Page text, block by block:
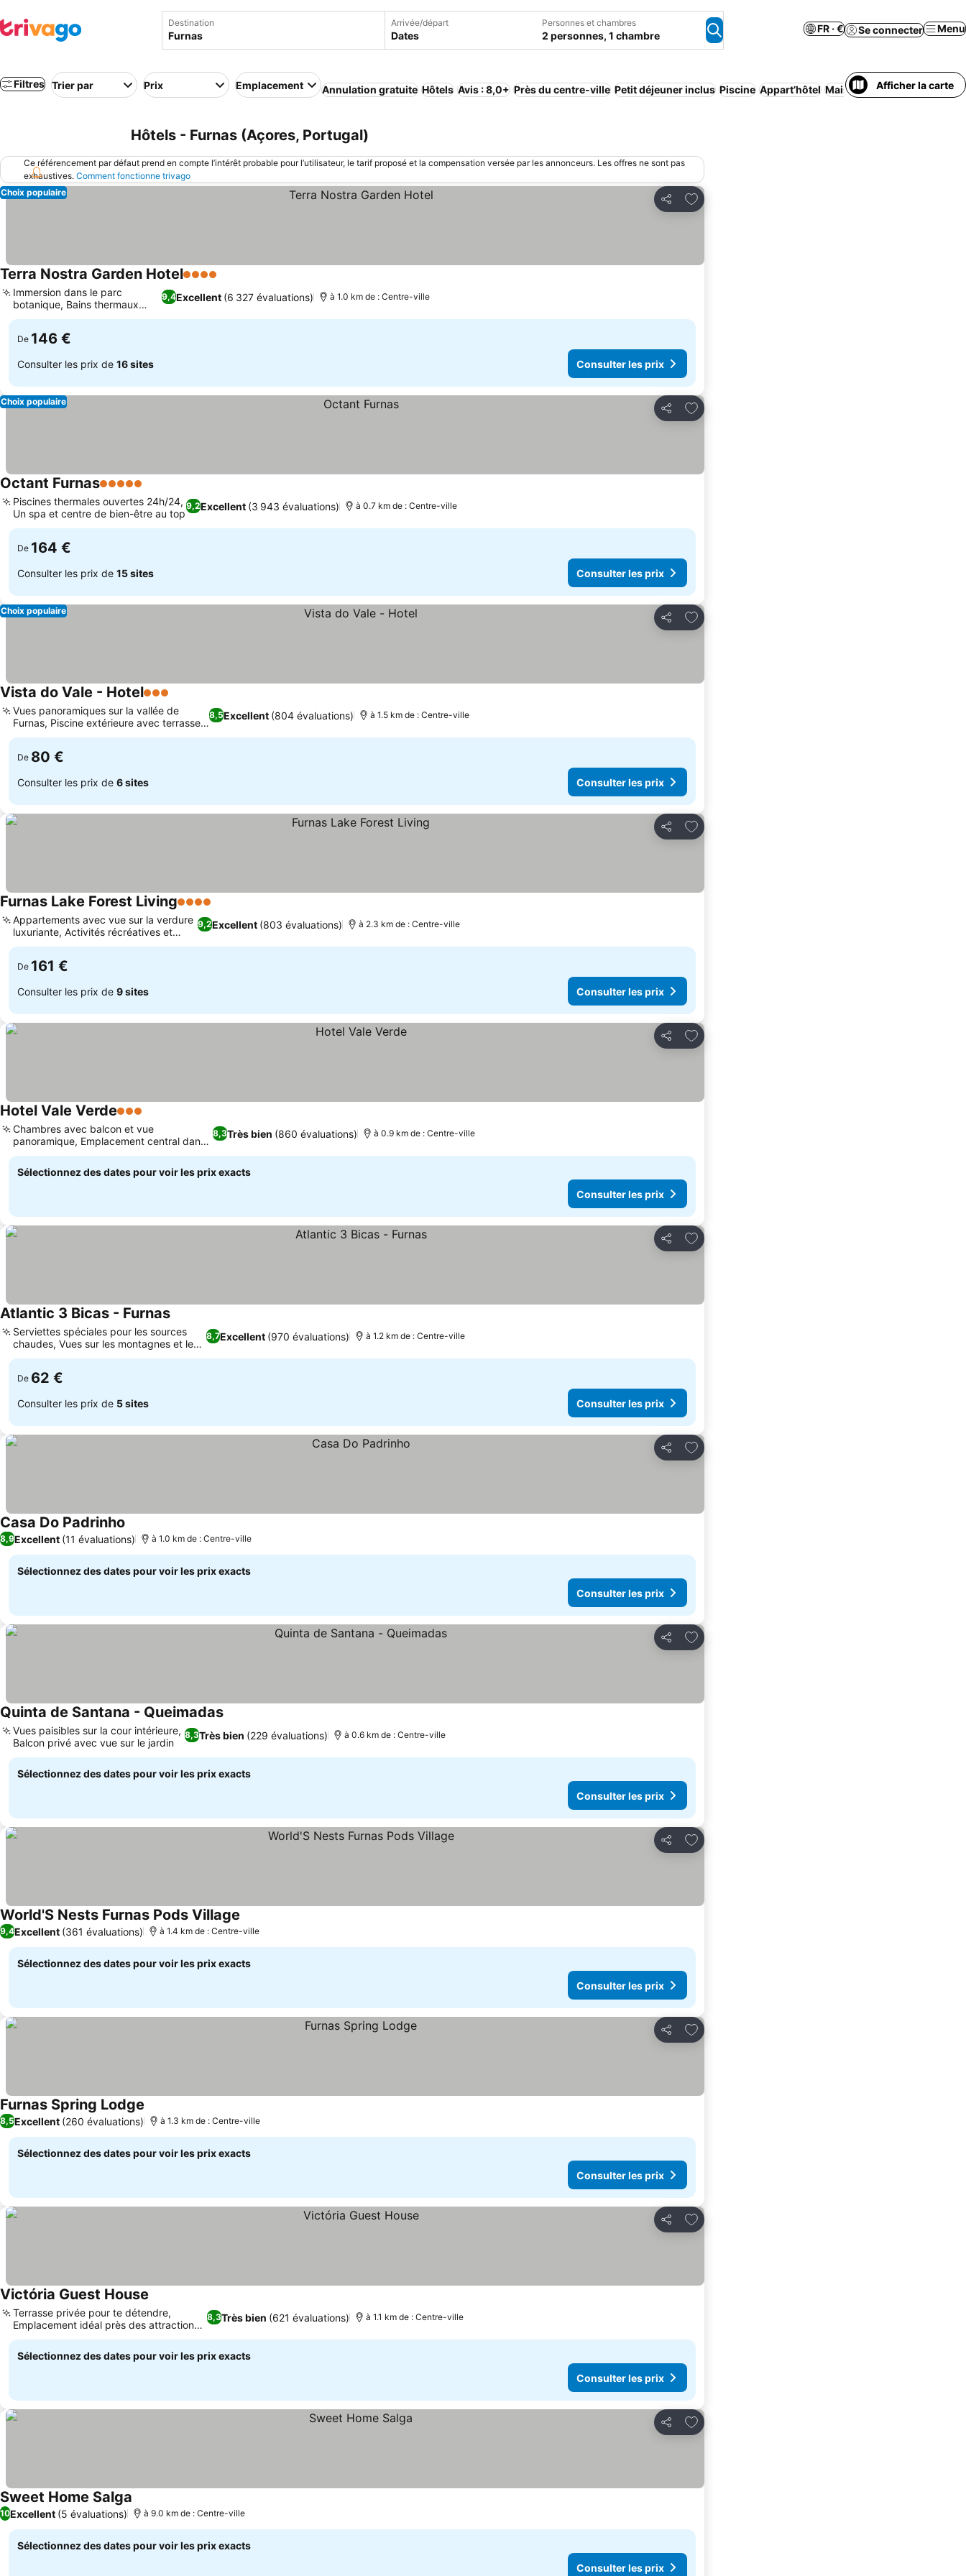
Destination Arrivée/départ
Dates
Personnes et chambres
2 personnes, 1 chambre
FR · € Se connecter Menu
Filtres Trier par Prix Emplacement Annulation gratuite Hôtels Avis : 8,0+ Près du centre-ville Petit déjeuner inclus Piscine Appart’hôtel Maison/appartement entier
Afficher la carte
Hôtels - Furnas (Açores, Portugal)
Ce référencement par défaut prend en compte l’intérêt probable pour l’utilisateur, le tarif proposé et la compensation versée par les annonceurs. Les offres ne sont pas
exhaustives. Comment fonctionne trivago
Partager
Ajouter à mes favoris
Choix populaire
Terra Nostra Garden Hotel4 Étoiles
9,4Excellent (6 327 évaluations)
Immersion dans le parc
botanique, Bains thermaux
naturels
à 1.0 km de : Centre-ville
De 146 €
Consulter les prix de 16 sites Consulter les prix
Partager
Ajouter à mes favoris
Choix populaire
Octant Furnas5 Étoiles
9,2Excellent (3 943 évaluations)
Piscines thermales ouvertes 24h/24,
Un spa et centre de bien-être au top
à 0.7 km de : Centre-ville
De 164 €
Consulter les prix de 15 sites Consulter les prix
Partager
Ajouter à mes favoris
Choix populaire
Vista do Vale - Hotel3 Étoiles
8,5Excellent (804 évaluations)
Vues panoramiques sur la vallée de
Furnas, Piscine extérieure avec terrasse
ensoleillée
à 1.5 km de : Centre-ville
De 80 €
Consulter les prix de 6 sites Consulter les prix
Partager
Ajouter à mes favoris
Furnas Lake Forest Living4 Étoiles
9,2Excellent (803 évaluations)
Appartements avec vue sur la verdure
luxuriante, Activités récréatives et
jardin
à 2.3 km de : Centre-ville
De 161 €
Consulter les prix de 9 sites Consulter les prix
Partager
Ajouter à mes favoris
Hotel Vale Verde3 Étoiles
8,3Très bien (860 évaluations)
Chambres avec balcon et vue
panoramique, Emplacement central dans
la ville de Furnas
à 0.9 km de : Centre-ville
Sélectionnez des dates pour voir les prix exacts
Consulter les prix
Partager
Ajouter à mes favoris
Atlantic 3 Bicas - FurnasConsulter les prix
8,7Excellent (970 évaluations)
Serviettes spéciales pour les sources
chaudes, Vues sur les montagnes et les
jardins
à 1.2 km de : Centre-ville
De 62 €
Consulter les prix de 5 sites Consulter les prix
Partager
Ajouter à mes favoris
Casa Do Padrinho Consulter les prix
8,9Excellent (11 évaluations) à 1.0 km de : Centre-ville
Sélectionnez des dates pour voir les prix exacts
Consulter les prix
Partager
Ajouter à mes favoris
Quinta de Santana - QueimadasConsulter les prix
8,3Très bien (229 évaluations)
Vues paisibles sur la cour intérieure,
Balcon privé avec vue sur le jardin
à 0.6 km de : Centre-ville
Sélectionnez des dates pour voir les prix exacts
Consulter les prix
Partager
Ajouter à mes favoris
World'S Nests Furnas Pods Village
9,4Excellent (361 évaluations) à 1.4 km de : Centre-ville
Sélectionnez des dates pour voir les prix exacts
Consulter les prix
Partager
Ajouter à mes favoris
Furnas Spring Lodge Consulter les prix
8,5Excellent (260 évaluations) à 1.3 km de : Centre-ville
Sélectionnez des dates pour voir les prix exacts
Consulter les prix
Partager
Ajouter à mes favoris
Victória Guest House
8,3Très bien (621 évaluations)
Terrasse privée pour te détendre,
Emplacement idéal près des attractions
de Furnas
à 1.1 km de : Centre-ville
Sélectionnez des dates pour voir les prix exacts
Consulter les prix
Partager
Ajouter à mes favoris
Sweet Home Salga Consulter les prix
10Excellent (5 évaluations) à 9.0 km de : Centre-ville
Sélectionnez des dates pour voir les prix exacts
Consulter les prix